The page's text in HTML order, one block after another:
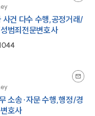
사건 다수 수행,공정거래/
범죄전문변호사
소송·자문 수행,행정/경
호사